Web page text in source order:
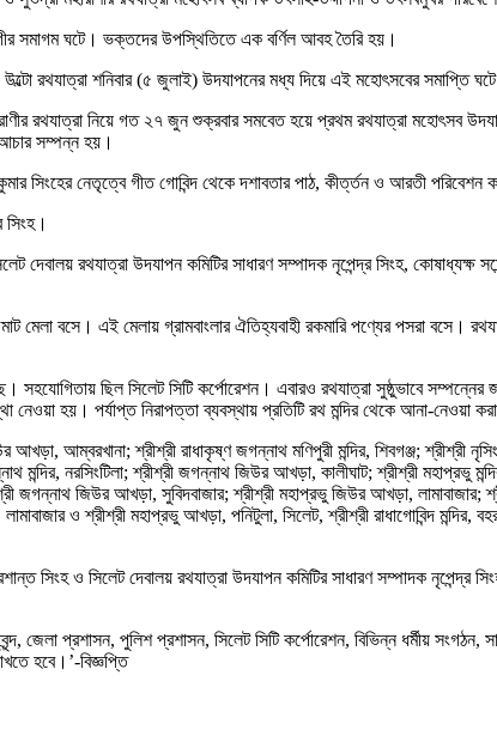
সমাগম ঘটে। ভক্তদের উপস্থিতিতে এক বর্ণিল আবহ তৈরি হয়।
রথযাত্রা শনিবার (৫ জুলাই) উদযাপনের মধ্য দিয়ে এই মহোৎসবের সমাপ্তি
রথযাত্রা নিয়ে গত ২৭ জুন শুক্রবার সমবেত হয়ে প্রথম রথযাত্রা মহোৎসব
আচার সম্পন্ন হয়।
সিংহের নেতৃত্বে গীত গোবিন্দ থেকে দশাবতার পাঠ, কীর্ত্তন ও আরতী পরিবেশন
রথযাত্রা উদযাপন কমিটির সাধারণ সম্পাদক নৃপেন্দ্র সিংহ, কোষাধ্যক্ষ
মেলা বসে। এই মেলায় গ্রামবাংলার ঐতিহ্যবাহী রকমারি পণ্যের পসরা বসে।
সহযোগিতায় ছিল সিলেট সিটি কর্পোরেশন। এবারও রথযাত্রা সুষ্ঠুভাবে
হয়। পর্যাপ্ত নিরাপত্তা ব্যবস্থায় প্রতিটি রথ মন্দির থেকে আনা-নেওয়া
আম্বরখানা; শ্রীশ্রী রাধাকৃষ্ণ জগন্নাথ মণিপুরী মন্দির, শিবগঞ্জ; শ্রীশ্রী
নরসিংটিলা; শ্রীশ্রী জগন্নাথ জিউর আখড়া, কালীঘাট; শ্রীশ্রী মহাপ্রভু মন্দির,
জগন্নাথ জিউর আখড়া, সুবিদবাজার; শ্রীশ্রী মহাপ্রভু জিউর আখড়া, লামাবাজার;
ও শ্রীশ্রী মহাপ্রভু আখড়া, পনিটুলা, সিলেট, শ্রীশ্রী রাধাগোবিন্দ
সিংহ ও সিলেট দেবালয় রথযাত্রা উদযাপন কমিটির সাধারণ সম্পাদক নৃপেন্দ্র
প্রশাসন, পুলিশ প্রশাসন, সিলেট সিটি কর্পোরেশন, বিভিন্ন ধর্মীয় সংগঠন,
হবে।’-বিজ্ঞপ্তি